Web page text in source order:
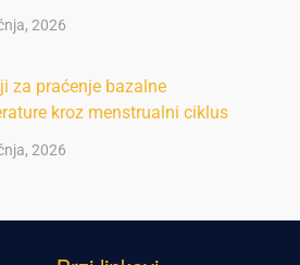
2026
za praćenje bazalne
kroz menstrualni ciklus
2026